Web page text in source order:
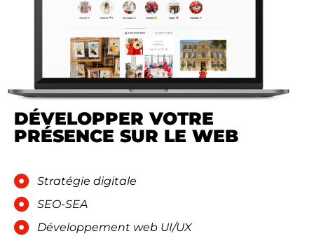
DÉVELOPPER VOTRE
PRÉSENCE SUR LE WEB
Stratégie digitale
SEO-SEA
Développement web UI/UX